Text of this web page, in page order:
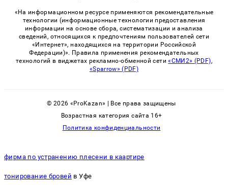
«На информационном ресурсе применяются рекомендательные
технологии (информационные технологии предоставления
информации на основе сбора, систематизации и анализа
сведений, относящихся к предпочтениям пользователей сети
«Интернет», находящихся на территории Российской
Федерации)». Правила применения рекомендательных
технологий в виджетах рекламно-обменной сети«СМИ2» (PDF),
«Sparrow» (PDF)
© 2026 «ProKazan» | Все права защищены
Возрастная категория сайта 16+
Политика конфиденциальности
фирма по устранению плесени в каартире
тонирование бровей в Уфе